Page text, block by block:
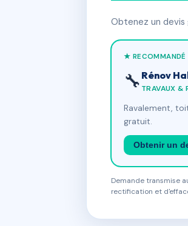
Obtenez un devis
★ RECOMMANDÉ
🔧 Rénov
TRAVAUX &
Ravalement,
gratuit.
Obtenir un
Demande transmise
rectification et